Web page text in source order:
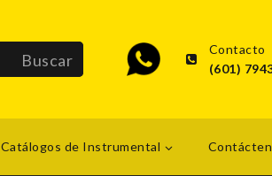
Contacto
(601)
Catálogos de Instrumental